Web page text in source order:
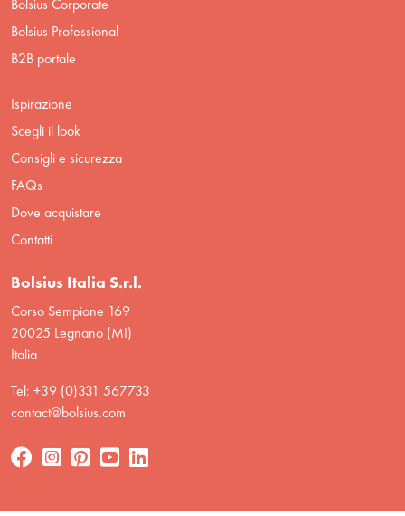
Bolsius Professional
B2B portale
Ispirazione
Scegli il look
Consigli e sicurezza
FAQs
Dove acquistare
Contatti
Bolsius Italia S.r.l.
Corso Sempione 169
20025 Legnano (MI)
Italia
Tel: +39 (0)331 567733
contact@bolsius.com